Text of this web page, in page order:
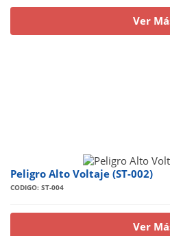
Ver
Peligro Alto Voltaje (ST-002)
CODIGO: ST-004
Ver